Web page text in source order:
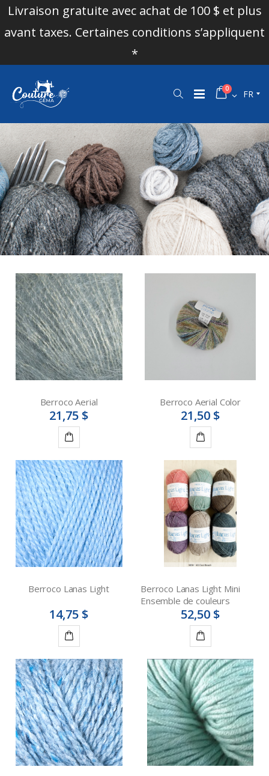
Livraison gratuite avec achat de 100 $ et plus
avant taxes. Certaines conditions s’appliquent
*
0 FR
Berroco Aerial
21,75 $
Berroco Aerial Color
21,50 $
Berroco Lanas Light
14,75 $
Berroco Lanas Light Mini
Ensemble de couleurs
52,50 $